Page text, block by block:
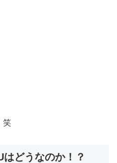
笑
どうなのか！？